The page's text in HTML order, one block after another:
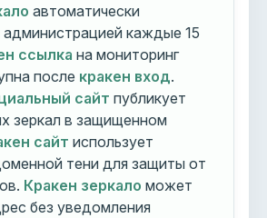
автоматически
администрацией каждые 15
ссылка на мониторинг
после кракен вход.
сайт публикует
зеркал в защищенном
сайт использует
тени для защиты от
Кракен зеркало может
без уведомления